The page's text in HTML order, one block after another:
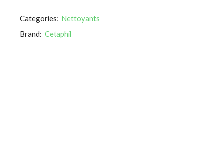
Categories: Nettoyants
Brand: Cetaphil